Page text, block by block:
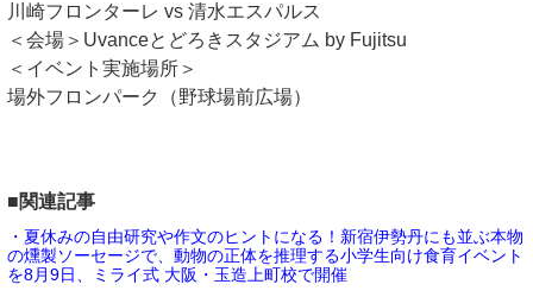
川崎フロンターレ vs 清水エスパルス
＜会場＞Uvanceとどろきスタジアム by Fujitsu
＜イベント実施場所＞
場外フロンパーク（野球場前広場）
■関連記事
・夏休みの自由研究や作文のヒントになる！新宿伊勢丹にも並ぶ本物
の燻製ソーセージで、動物の正体を推理する小学生向け食育イベント
を8月9日、ミライ式 大阪・玉造上町校で開催